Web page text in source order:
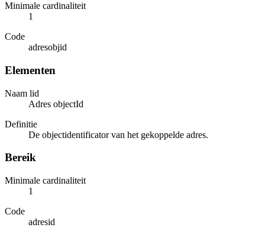
Minimale cardinaliteit
1
Code
adresobjid
Elementen
Naam lid
Adres objectId
Definitie
De objectidentificator van het gekoppelde adres.
Bereik
Minimale cardinaliteit
1
Code
adresid